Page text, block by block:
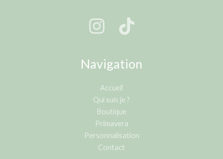
Navigation
Accueil
Qui suis je ?
Boutique
Primavera
Personnalisation
Contact